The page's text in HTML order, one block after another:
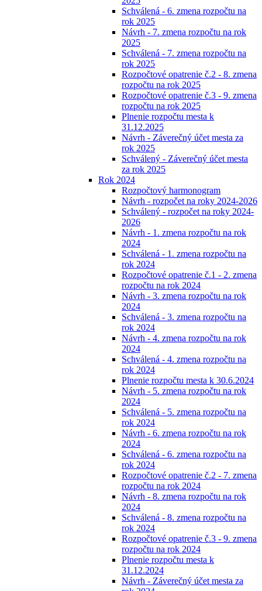
Schválená - 6. zmena rozpočtu na
rok 2025
Návrh - 7. zmena rozpočtu na rok
2025
Schválená - 7. zmena rozpočtu na
rok 2025
Rozpočtové opatrenie č.2 - 8. zmena
rozpočtu na rok 2025
Rozpočtové opatrenie č.3 - 9. zmena
rozpočtu na rok 2025
Plnenie rozpočtu mesta k
31.12.2025
Návrh - Záverečný účet mesta za
rok 2025
Schválený - Záverečný účet mesta
za rok 2025
Rok 2024
Rozpočtový harmonogram
Návrh - rozpočet na roky 2024-2026
Schválený - rozpočet na roky 2024-
2026
Návrh - 1. zmena rozpočtu na rok
2024
Schválená - 1. zmena rozpočtu na
rok 2024
Rozpočtové opatrenie č.1 - 2. zmena
rozpočtu na rok 2024
Návrh - 3. zmena rozpočtu na rok
2024
Schválená - 3. zmena rozpočtu na
rok 2024
Návrh - 4. zmena rozpočtu na rok
2024
Schválená - 4. zmena rozpočtu na
rok 2024
Plnenie rozpočtu mesta k 30.6.2024
Návrh - 5. zmena rozpočtu na rok
2024
Schválená - 5. zmena rozpočtu na
rok 2024
Návrh - 6. zmena rozpočtu na rok
2024
Schválená - 6. zmena rozpočtu na
rok 2024
Rozpočtové opatrenie č.2 - 7. zmena
rozpočtu na rok 2024
Návrh - 8. zmena rozpočtu na rok
2024
Schválená - 8. zmena rozpočtu na
rok 2024
Rozpočtové opatrenie č.3 - 9. zmena
rozpočtu na rok 2024
Plnenie rozpočtu mesta k
31.12.2024
Návrh - Záverečný účet mesta za